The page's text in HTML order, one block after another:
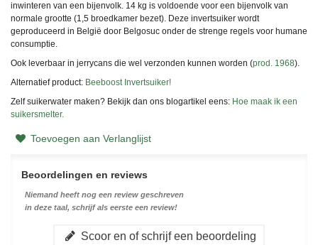
inwinteren van een bijenvolk. 14 kg is voldoende voor een bijenvolk van
normale grootte (1,5 broedkamer bezet). Deze invertsuiker wordt
geproduceerd in België door Belgosuc onder de strenge regels voor humane
consumptie.
Ook leverbaar in jerrycans die wel verzonden kunnen worden (prod. 1968).
Alternatief product: Beeboost Invertsuiker!
Zelf suikerwater maken? Bekijk dan ons blogartikel eens: Hoe maak ik een
suikersmelter.
Toevoegen aan Verlanglijst
Beoordelingen en reviews
Niemand heeft nog een review geschreven
in deze taal, schrijf als eerste een review!
Scoor en of schrijf een beoordeling